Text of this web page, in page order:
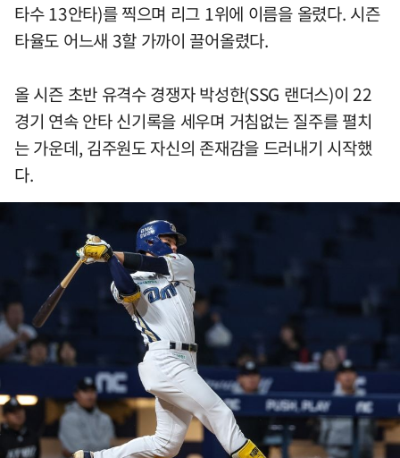
타수 13안타)를 찍으며 리그 1위에 이름을 올렸다. 시즌
타율도 어느새 3할 가까이 끌어올렸다.
올 시즌 초반 유격수 경쟁자 박성한(SSG 랜더스)이 22
경기 연속 안타 신기록을 세우며 거침없는 질주를 펼치
는 가운데, 김주원도 자신의 존재감을 드러내기 시작했
다.